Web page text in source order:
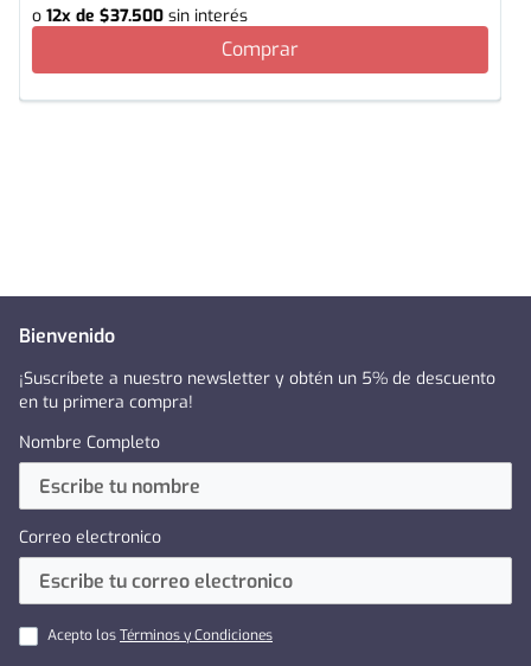
o 12x de $37.500 sin interés
Comprar
Bienvenido
¡Suscríbete a nuestro newsletter y obtén un 5% de descuento
en tu primera compra!
Nombre Completo
Correo electronico
Acepto losTérminos y Condiciones